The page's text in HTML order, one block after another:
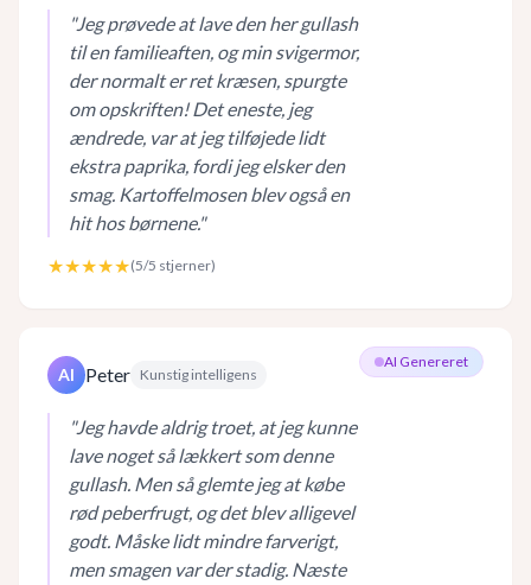
"Jeg prøvede at lave den her gullash
til en familieaften, og min svigermor,
der normalt er ret kræsen, spurgte
om opskriften! Det eneste, jeg
ændrede, var at jeg tilføjede lidt
ekstra paprika, fordi jeg elsker den
smag. Kartoffelmosen blev også en
hit hos børnene."
★★★★★(5/5 stjerner)
AI Genereret
AI Peter Kunstig intelligens
"Jeg havde aldrig troet, at jeg kunne
lave noget så lækkert som denne
gullash. Men så glemte jeg at købe
rød peberfrugt, og det blev alligevel
godt. Måske lidt mindre farverigt,
men smagen var der stadig. Næste